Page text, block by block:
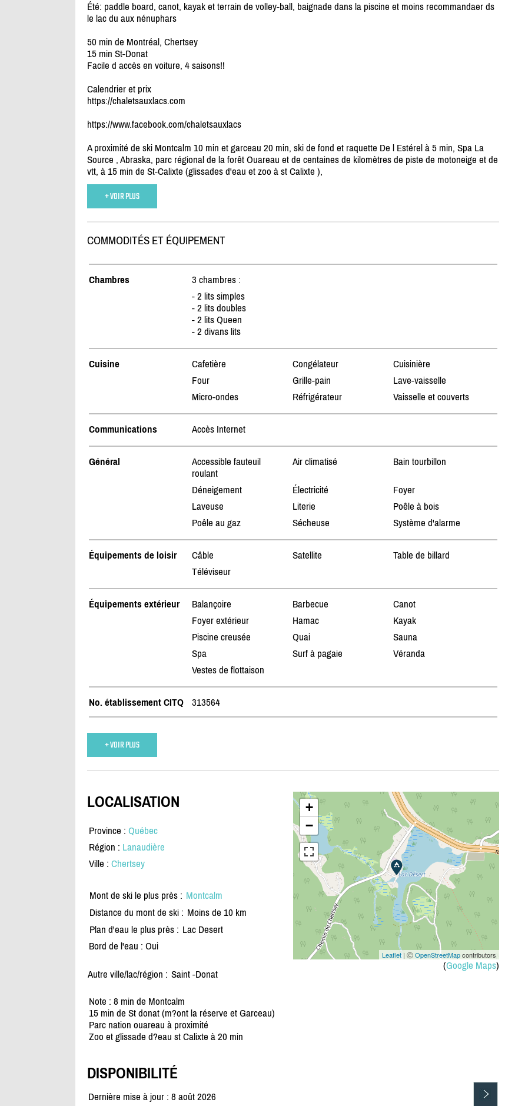
Été: paddle board, canot, kayak et terrain de volley-ball, baignade dans la piscine et moins recommandaer ds
le lac du aux nénuphars
50 min de Montréal, Chertsey
15 min St-Donat
Facile d accès en voiture, 4 saisons!!
Calendrier et prix
https://chaletsauxlacs.com
https://www.facebook.com/chaletsauxlacs
A proximité de ski Montcalm 10 min et garceau 20 min, ski de fond et raquette De l Estérel à 5 min, Spa La
Source , Abraska, parc régional de la forêt Ouareau et de centaines de kilomètres de piste de motoneige et de
vtt, à 15 min de St-Calixte (glissades d'eau et zoo à st Calixte ),
+ VOIR PLUS
COMMODITÉS ET ÉQUIPEMENT
Chambres
3 chambres :
- 2 lits simples
- 2 lits doubles
- 2 lits Queen
- 2 divans lits
Cuisine Cafetière Congélateur
Cuisinière
Four
Grille-pain
Lave-vaisselle
Micro-ondes
Réfrigérateur Vaisselle et couverts
Communications Accès Internet
Général
Accessible fauteuil
roulant
Air climatisé Bain tourbillon
Déneigement Électricité
Foyer
Laveuse
Literie
Poêle à bois
Poêle au gaz
Sécheuse Système d'alarme
Équipements de loisir Câble Satellite
Table de billard
Téléviseur
Équipements extérieur Balançoire Barbecue
Canot
Foyer extérieur
Hamac
Kayak
Piscine creusée
Quai
Sauna
Spa
Surf à pagaie
Véranda
Vestes de flottaison
No. établissement CITQ 313564
+ VOIR PLUS
+
−
Leaflet| ⒸOpenStreetMapcontributors
(Google Maps)
LOCALISATION
Province : Québec
Région : Lanaudière
Ville : Chertsey
Mont de ski le plus près : Montcalm
Distance du mont de ski : Moins de 10 km
Plan d'eau le plus près : Lac Desert
Bord de l'eau : Oui
Autre ville/lac/région : Saint -Donat
Note : 8 min de Montcalm
15 min de St donat (m?ont la réserve et Garceau)
Parc nation ouareau à proximité
Zoo et glissade d?eau st Calixte à 20 min
DISPONIBILITÉ
Dernière mise à jour : 8 août 2026